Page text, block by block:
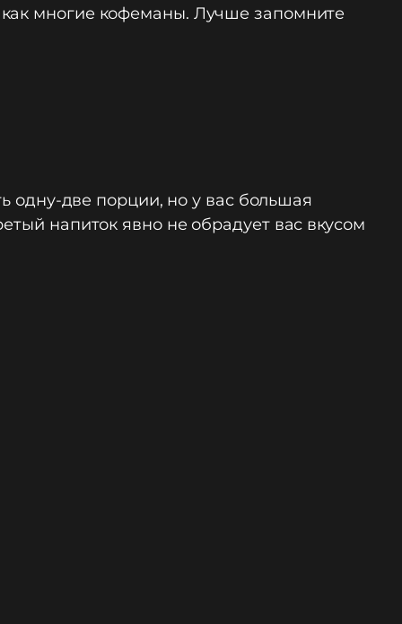
многие кофеманы. Лучше запомните
одну-две порции, но у вас большая
напиток явно не обрадует вас вкусом